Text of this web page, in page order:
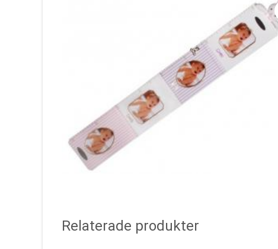
Relaterade produkter